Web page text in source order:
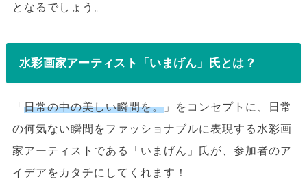
となるでしょう。
水彩画家アーティスト「いまげん」氏とは？
「日常の中の美しい瞬間を。」をコンセプトに、日常
の何気ない瞬間をファッショナブルに表現する水彩画
家アーティストである「いまげん」氏が、参加者のア
イデアをカタチにしてくれます！